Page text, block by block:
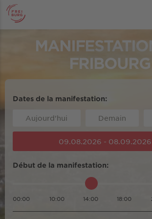
FRIBOURG
Dates de la manifestation:
Aujourd'hui Demain
09.08.2026 - 08.09.2026
Début de la manifestation:
00:00 10:00 14:00 18:00